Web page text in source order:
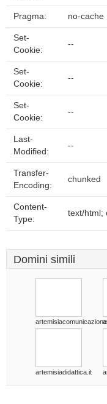
Pragma: no-cache
Set-
Cookie:
--
Set-
Cookie:
--
Set-
Cookie:
--
Last-
Modified:
--
Transfer-
Encoding:
chunked
Content-
Type:
text/html;
Domini simili
artemisiadidattica.it